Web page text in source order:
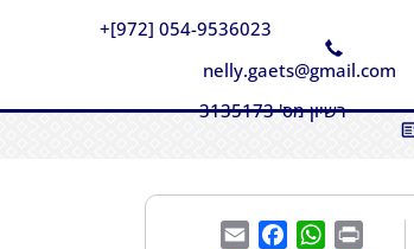
054-9536023 [972]+
nelly.gaets@gmail.com
רשיון מס' 3135173
Print
WhatsApp
Facebook